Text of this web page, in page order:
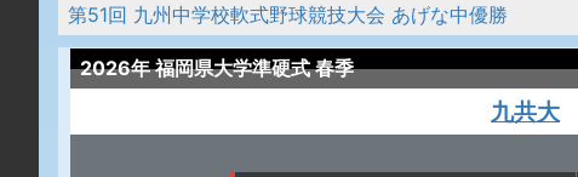
第51回 九州中学校軟式野球競技大会 あげな中優勝
2026年 福岡県大学準硬式 春季
九共大